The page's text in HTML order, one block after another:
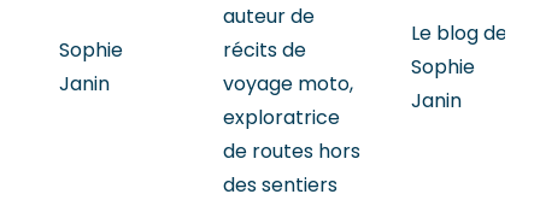
Sophie
Janin
auteur de
récits de
voyage moto,
exploratrice
de routes hors
des sentiers
Le blog de
Sophie
Janin